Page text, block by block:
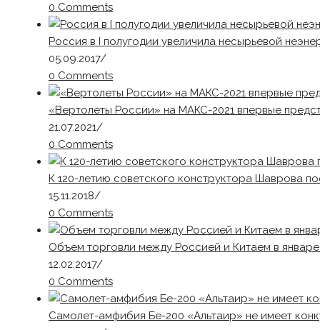
0 Comments
Россия в I полугодии увеличила несырьевой
05.09.2017/
0 Comments
«Вертолеты России» на МАКС-2021 впервые
21.07.2021/
0 Comments
К 120-летию советского конструктора Шаврова
15.11.2018/
0 Comments
Объем торговли между Россией и Китаем в
12.02.2017/
0 Comments
Самолет-амфибия Бе-200 «Альтаир» не имеет